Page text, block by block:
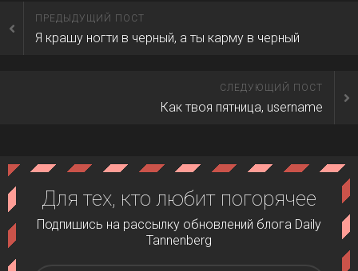
ПРЕДЫДУЩИЙ ПОСТ
Я крашу ногти в черный, а ты карму в черный
СЛЕДУЮЩИЙ ПОСТ
Как твоя пятница, username
Для тех, кто любит погорячее
Подпишись на рассылку обновлений блога Daily
Tannenberg